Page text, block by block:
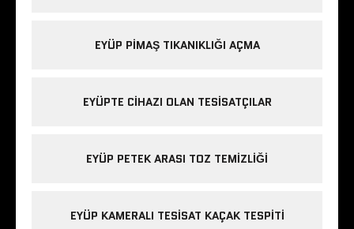
EYÜP PIMAŞ TIKANIKLIĞI AÇMA
EYÜPTE CIHAZI OLAN TESISATÇILAR
EYÜP PETEK ARASI TOZ TEMIZLIĞI
EYÜP KAMERALI TESISAT KAÇAK TESPITI